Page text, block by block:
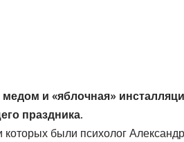
и «яблочная»
праздника.
были психолог